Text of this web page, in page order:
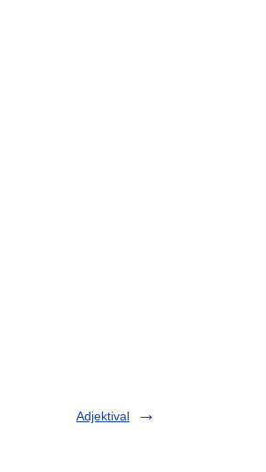
Adjektival